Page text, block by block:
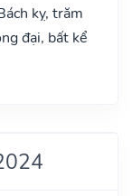
kỵ, trăm
đại, bất kể